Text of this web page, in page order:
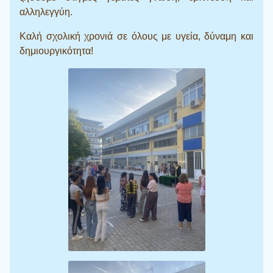
αλληλεγγύη.
Καλή σχολική χρονιά σε όλους με υγεία, δύναμη και
δημιουργικότητα!